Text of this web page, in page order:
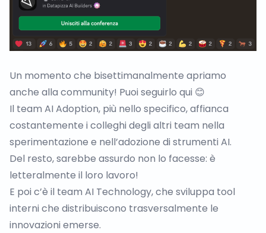
Un momento che bisettimanalmente apriamo
anche alla community! Puoi seguirlo qui 😊
Il team AI Adoption, più nello specifico, affianca
costantemente i colleghi degli altri team nella
sperimentazione e nell’adozione di strumenti AI.
Del resto, sarebbe assurdo non lo facesse: è
letteralmente il loro lavoro!
E poi c’è il team AI Technology, che sviluppa tool
interni che distribuiscono trasversalmente le
innovazioni emerse.